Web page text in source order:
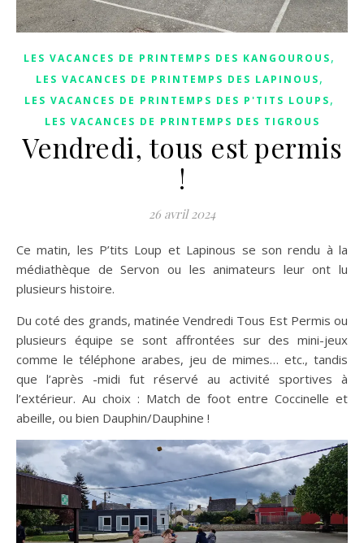
LES VACANCES DE PRINTEMPS DES KANGOUROUS,
LES VACANCES DE PRINTEMPS DES LAPINOUS,
LES VACANCES DE PRINTEMPS DES P'TITS LOUPS,
LES VACANCES DE PRINTEMPS DES TIGROUS
Vendredi, tous est permis
!
26 avril 2024
Ce matin, les P’tits Loup et Lapinous se son rendu à la
médiathèque de Servon ou les animateurs leur ont lu
plusieurs histoire.
Du coté des grands, matinée Vendredi Tous Est Permis ou
plusieurs équipe se sont affrontées sur des mini-jeux
comme le téléphone arabes, jeu de mimes… etc., tandis
que l’après -midi fut réservé au activité sportives à
l’extérieur. Au choix : Match de foot entre Coccinelle et
abeille, ou bien Dauphin/Dauphine !